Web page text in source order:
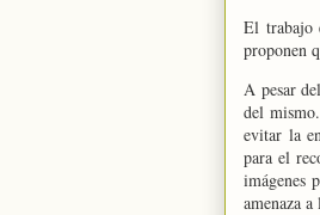
El trabajo
proponen
A pesar
del
evitar la
para el
imágenes
amenaza